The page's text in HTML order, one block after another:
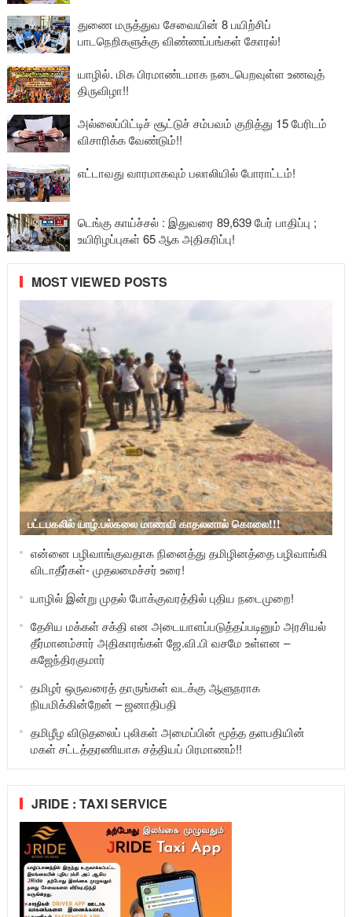
துணை மருத்துவ சேவையின் 8 பயிற்சிப்
பாடநெறிகளுக்கு விண்ணப்பங்கள் கோரல்!
யாழில். மிக பிரமாண்டமாக நடைபெறவுள்ள உணவுத்
திருவிழா!!
அல்லைப்பிட்டிச் சூட்டுச் சம்பவம் குறித்து 15 பேரிடம்
விசாரிக்க வேண்டும்!!
எட்டாவது வாரமாகவும் பலாலியில் போராட்டம்!
டெங்கு காய்ச்சல் : இதுவரை 89,639 பேர் பாதிப்பு ;
உயிரிழப்புகள் 65 ஆக அதிகரிப்பு!
MOST VIEWED POSTS
பட்டபகலில் யாழ்.பல்கலை மாணவி காதலனால் கொலை!!!
என்னை பழிவாங்குவதாக நினைத்து தமிழினத்தை பழிவாங்கி
விடாதீர்கள்- முதலமைச்சர் உரை!
யாழில் இன்று முதல் போக்குவரத்தில் புதிய நடைமுறை!
தேசிய மக்கள் சக்தி என அடையாளப்படுத்தப்படினும் அரசியல்
தீர்மானம்சார் அதிகாரங்கள் ஜே.வி.பி வசமே உள்ளன –
கஜேந்திரகுமார்
தமிழர் ஒருவரைத் தாருங்கள் வடக்கு ஆளுநராக
நியமிக்கின்றேன் – ஜனாதிபதி
தமிழீழ விடுதலைப் புலிகள் அமைப்பின் மூத்த தளபதியின்
மகள் சட்டத்தரணியாக சத்தியப் பிரமாணம்!!
JRIDE : TAXI SERVICE